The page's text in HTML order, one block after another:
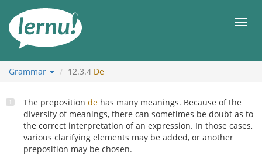
the
content
Grammar 12.3.4 De
The preposition de has many meanings. Because of the
diversity of meanings, there can sometimes be doubt as to
the correct interpretation of an expression. In those cases,
various clarifying elements may be added, or another
preposition may be chosen.